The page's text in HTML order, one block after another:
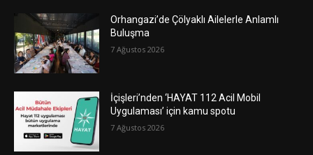
Orhangazi’de Çölyaklı Ailelerle Anlamlı
Buluşma
7 Ağustos 2026
İçişleri’nden ‘HAYAT 112 Acil Mobil
Uygulaması’ için kamu spotu
7 Ağustos 2026